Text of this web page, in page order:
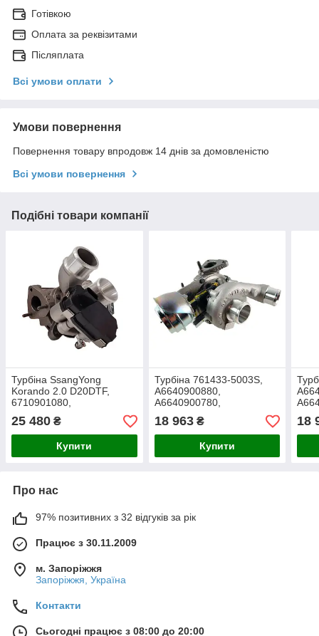
Готівкою
Оплата за реквізитами
Післяплата
Всі умови оплати
Умови повернення
Повернення товару впродовж 14 днів за домовленістю
Всі умови повернення
Подібні товари компанії
Турбіна SsangYong
Korando 2.0 D20DTF,
6710901080,
A6710901080,
54409700015,
54409880015
25 480 ₴
Купити
Турбіна 761433-5003S,
A6640900880,
A6640900780,
6640900880, 6640900780,
Ssang-Yong Kyron 2.0 Xdi
18 963₴
Купити
18
Про нас
97% позитивних з 32 відгуків за рік
Працює з 30.11.2009
м. Запоріжжя
Запоріжжя, Україна
Контакти
Сьогодні працює з 08:00 до 20:00